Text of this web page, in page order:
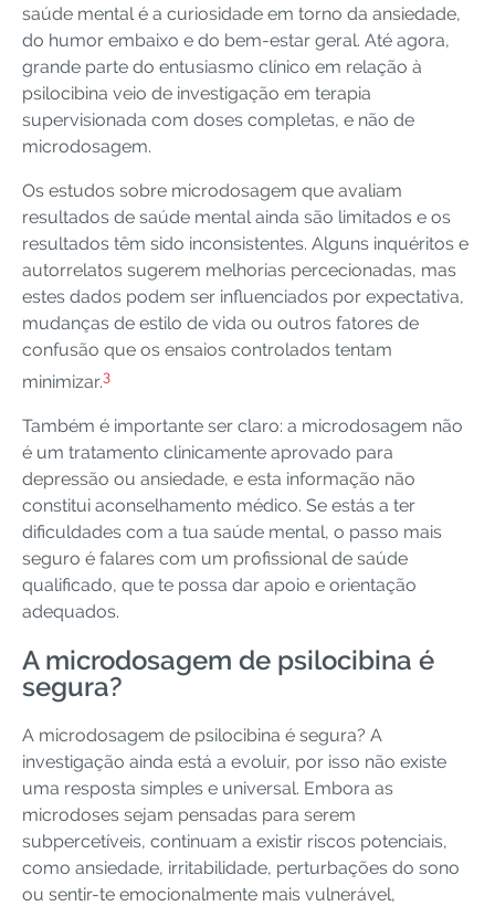
saúde mental é a curiosidade em torno da ansiedade,
do humor embaixo e do bem-estar geral. Até agora,
grande parte do entusiasmo clínico em relação à
psilocibina veio de investigação em terapia
supervisionada com doses completas, e não de
microdosagem.
Os estudos sobre microdosagem que avaliam
resultados de saúde mental ainda são limitados e os
resultados têm sido inconsistentes. Alguns inquéritos e
autorrelatos sugerem melhorias percecionadas, mas
estes dados podem ser influenciados por expectativa,
mudanças de estilo de vida ou outros fatores de
confusão que os ensaios controlados tentam
minimizar.3
Também é importante ser claro: a microdosagem não
é um tratamento clinicamente aprovado para
depressão ou ansiedade, e esta informação não
constitui aconselhamento médico. Se estás a ter
dificuldades com a tua saúde mental, o passo mais
seguro é falares com um profissional de saúde
qualificado, que te possa dar apoio e orientação
adequados.
A microdosagem de psilocibina é
segura?
A microdosagem de psilocibina é segura? A
investigação ainda está a evoluir, por isso não existe
uma resposta simples e universal. Embora as
microdoses sejam pensadas para serem
subpercetíveis, continuam a existir riscos potenciais,
como ansiedade, irritabilidade, perturbações do sono
ou sentir-te emocionalmente mais vulnerável,